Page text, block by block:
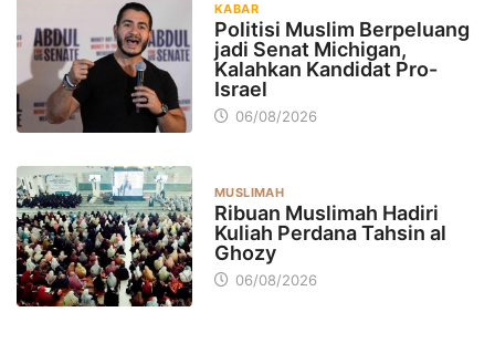
KABAR
Politisi Muslim Berpeluang
jadi Senat Michigan,
Kalahkan Kandidat Pro-
Israel
06/08/2026
MUSLIMAH
Ribuan Muslimah Hadiri
Kuliah Perdana Tahsin al
Ghozy
06/08/2026